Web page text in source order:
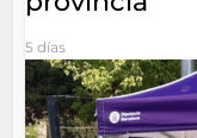
5 días